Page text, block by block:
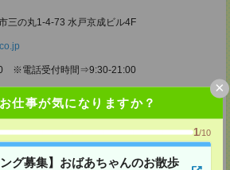
仕事が気になりますか？
1/10
ング募集】おばあちゃんのお散歩
×
の丸1-4-73 水戸京成ビル4F
※電話受付時間⇒9:30-21:00
市大通り1-2-11 フコク生命ビル4F
※電話受付時間⇒9:30-21:00